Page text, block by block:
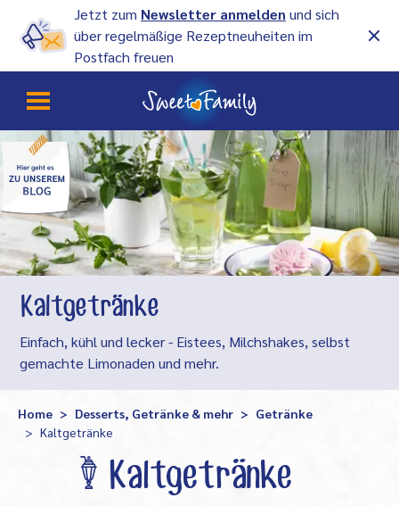
Jetzt zum Newsletter anmelden und sich
über regelmäßige Rezeptneuheiten im
Postfach freuen
Kaltgetränke
Einfach, kühl und lecker - Eistees, Milchshakes, selbst
gemachte Limonaden und mehr.
Home Desserts, Getränke & mehr
Getränke
Kaltgetränke
Kaltgetränke